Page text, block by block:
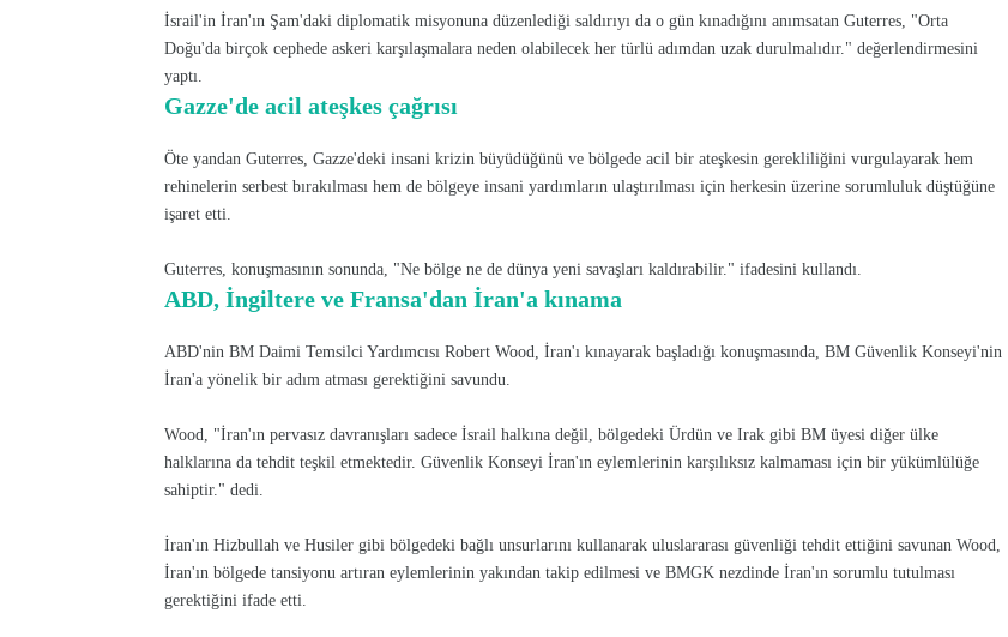
İsrail'in İran'ın Şam'daki diplomatik misyonuna düzenlediği saldırıyı da o gün kınadığını anımsatan Guterres, "Orta
Doğu'da birçok cephede askeri karşılaşmalara neden olabilecek her türlü adımdan uzak durulmalıdır." değerlendirmesini
yaptı.
Gazze'de acil ateşkes çağrısı
Öte yandan Guterres, Gazze'deki insani krizin büyüdüğünü ve bölgede acil bir ateşkesin gerekliliğini vurgulayarak hem
rehinelerin serbest bırakılması hem de bölgeye insani yardımların ulaştırılması için herkesin üzerine sorumluluk düştüğüne
işaret etti.
Guterres, konuşmasının sonunda, "Ne bölge ne de dünya yeni savaşları kaldırabilir." ifadesini kullandı.
ABD, İngiltere ve Fransa'dan İran'a kınama
ABD'nin BM Daimi Temsilci Yardımcısı Robert Wood, İran'ı kınayarak başladığı konuşmasında, BM Güvenlik Konseyi'nin
İran'a yönelik bir adım atması gerektiğini savundu.
Wood, "İran'ın pervasız davranışları sadece İsrail halkına değil, bölgedeki Ürdün ve Irak gibi BM üyesi diğer ülke
halklarına da tehdit teşkil etmektedir. Güvenlik Konseyi İran'ın eylemlerinin karşılıksız kalmaması için bir yükümlülüğe
sahiptir." dedi.
İran'ın Hizbullah ve Husiler gibi bölgedeki bağlı unsurlarını kullanarak uluslararası güvenliği tehdit ettiğini savunan Wood,
İran'ın bölgede tansiyonu artıran eylemlerinin yakından takip edilmesi ve BMGK nezdinde İran'ın sorumlu tutulması
gerektiğini ifade etti.